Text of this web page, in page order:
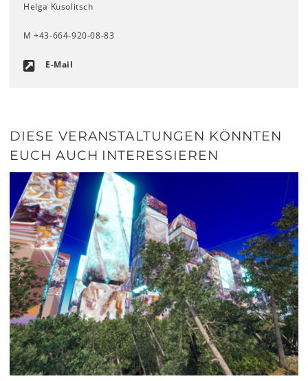
Helga Kusolitsch
M +43-664-920-08-83
E-Mail
DIESE VERANSTALTUNGEN KÖNNTEN
EUCH AUCH INTERESSIEREN